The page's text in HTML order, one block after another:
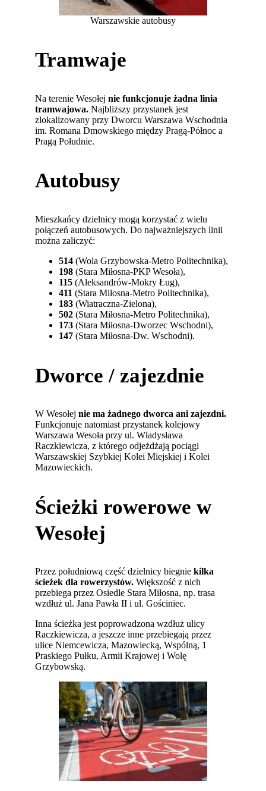
Warszawskie autobusy
Tramwaje
Na terenie Wesołejnie funkcjonuje żadna linia
tramwajowa. Najbliższy przystanek jest
zlokalizowany przy Dworcu Warszawa Wschodnia
im. Romana Dmowskiego między Pragą-Północ a
Pragą Południe.
Autobusy
Mieszkańcy dzielnicy mogą korzystać z wielu
połączeń autobusowych. Do najważniejszych linii
można zaliczyć:
514 (Wola Grzybowska-Metro Politechnika),
198 (Stara Miłosna-PKP Wesoła),
115 (Aleksandrów-Mokry Ług),
411 (Stara Miłosna-Metro Politechnika),
183 (Wiatraczna-Zielona),
502 (Stara Miłosna-Metro Politechnika),
173 (Stara Miłosna-Dworzec Wschodni),
147 (Stara Miłosna-Dw. Wschodni).
Dworce / zajezdnie
W Wesołejnie ma żadnego dworca ani zajezdni.
Funkcjonuje natomiast przystanek kolejowy
Warszawa Wesoła przy ul. Władysława
Raczkiewicza, z którego odjeżdżają pociągi
Warszawskiej Szybkiej Kolei Miejskiej i Kolei
Mazowieckich.
Ścieżki rowerowe w
Wesołej
Przez południową część dzielnicy biegniekilka
ścieżek dla rowerzystów. Większość z nich
przebiega przez Osiedle Stara Miłosna, np. trasa
wzdłuż ul. Jana Pawła II i ul. Gościniec.
Inna ścieżka jest poprowadzona wzdłuż ulicy
Raczkiewicza, a jeszcze inne przebiegają przez
ulice Niemcewicza, Mazowiecką, Wspólną, 1
Praskiego Pułku, Armii Krajowej i Wolę
Grzybowską.